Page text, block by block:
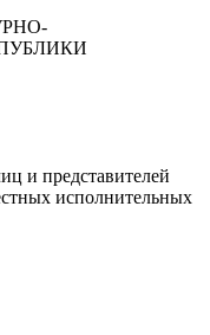
и представителей
исполнительных